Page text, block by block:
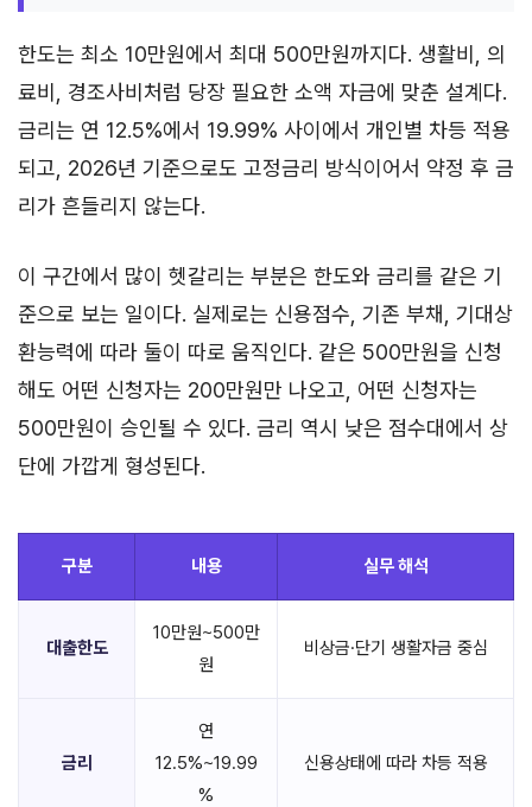
한도는 최소 10만원에서 최대 500만원까지다. 생활비, 의
료비, 경조사비처럼 당장 필요한 소액 자금에 맞춘 설계다.
금리는 연 12.5%에서 19.99% 사이에서 개인별 차등 적용
되고, 2026년 기준으로도 고정금리 방식이어서 약정 후 금
리가 흔들리지 않는다.
이 구간에서 많이 헷갈리는 부분은 한도와 금리를 같은 기
준으로 보는 일이다. 실제로는 신용점수, 기존 부채, 기대상
환능력에 따라 둘이 따로 움직인다. 같은 500만원을 신청
해도 어떤 신청자는 200만원만 나오고, 어떤 신청자는
500만원이 승인될 수 있다. 금리 역시 낮은 점수대에서 상
단에 가깝게 형성된다.
구분 내용 실무 해석
대출한도
10만원~500만
원
비상금·단기 생활자금 중심
금리
연
12.5%~19.99
%
신용상태에 따라 차등 적용